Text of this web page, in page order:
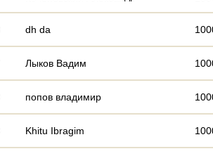
dh da
Лыков Вадим
попов владимир
Khitu Ibragim